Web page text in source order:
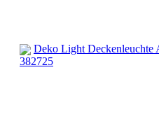
Deko Light Deckenleuchte
382725